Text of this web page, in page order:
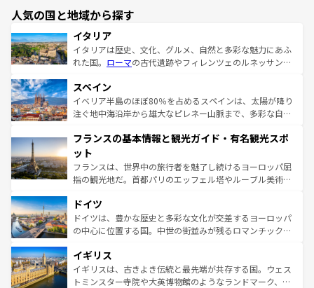
人気の国と地域から探す
イタリア
イタリアは歴史、文化、グルメ、自然と多彩な魅力にあふ
れた国。 ローマの古代遺跡やフィレンツェのルネッサンス
ろん、トスカーナの美しい田園風景やアマルフィ海岸の絶
景など、自然景観も見逃せない。観光の合間には、本場の
ピザやパスタなど、絶品のイタリア料理を堪能することも
ませてくれるイタリアで、忘れられない旅をしてみよう！
なお、新着のイタリア情報は
しい。
スペイン
イベリア半島のほぼ80％を占めるスペインは、太陽が降り
注ぐ地中海沿岸から雄大なピレネー山脈まで、多彩な自然
文化が根付くこの国では、情熱的なフラメンコ、熱気あふ
れる闘牛、そして美味しいタパスが生活の一部となってい
る。首都マドリードの洗練された雰囲気や、バルセロナの
アートに溢れた街角から、地方では古代ローマ遺跡や中世
せる。地方によって風土や気候が異なるスペインはその個
性で訪れる人を魅了する。 なお、新着のスペイン情報は コ
ンテンツ一覧を参照してほしい。
フランスの基本情報と観光ガイド・有名観光スポ
ット
フランスは、世界中の旅行者を魅了し続けるヨーロッパ屈
指の観光地だ。首都パリのエッフェル塔やルーブル美術館
で、幅広い魅力が詰まっている。華麗な宮殿、歴史的な大
聖堂、美しいビーチ、そして豊かな自然が、訪れる者を心
から魅了する。また、フランスは美食の国としても知ら
いる。シャンパンの発祥地であるランス、プロヴァンスの
香り高いラベンダー畑など、多彩な楽しみ方が可能だ。さ
らに、パリ以外の地域にも魅力が溢れており、どの街角に
ドイツ
ドイツは、豊かな歴史と多彩な文化が交差するヨーロッパ
の中心に位置する国。中世の街並みが残るロマンチック街
顔を持つこの国は、どこを歩いても飽きることがない。ベ
ルリンの文化的活気、バイエルン州のアルプスの絶景、そ
してライン川沿いのワイン畑といった風景は必見。ビール
イギリス
イギリスは、古きよき伝統と最先端が共存する国。ウェス
トミンスター寺院や大英博物館のようなランドマーク、歴